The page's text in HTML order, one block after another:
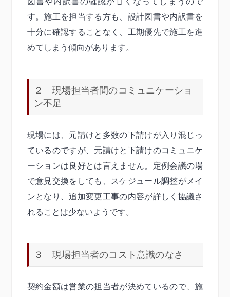
す。施工を担当する方も、設計図書や内訳書を
十分に確認することなく、工期優先で施工を進
めてしまう傾向があります。
２ 現場担当者間のコミュニケーショ
ン不足
現場には、元請けと多数の下請けが入り混じっ
ているのですが、元請けと下請けのコミュニケ
ーションは良好とは言えません。定例会議の場
で意見交換をしても、スケジュール調整がメイ
ンとなり、追加変更工事の内容が詳しく協議さ
れることは少ないようです。
３ 現場担当者のコスト意識のなさ
契約金額は営業の担当者が決めているので、施